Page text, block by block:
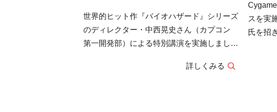
世界的ヒット作『バイオハザード』シリーズ
のディレクター・中西晃史さん（カプコン
第一開発部）による特別講演を実施しまし
係者しか見られなかった制作映像の公開に、
詳しくみる
スを実
氏を招
代に磨
欲を高